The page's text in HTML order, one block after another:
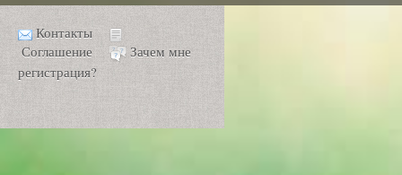
Контакты
Соглашение
Зачем мне
регистрация?